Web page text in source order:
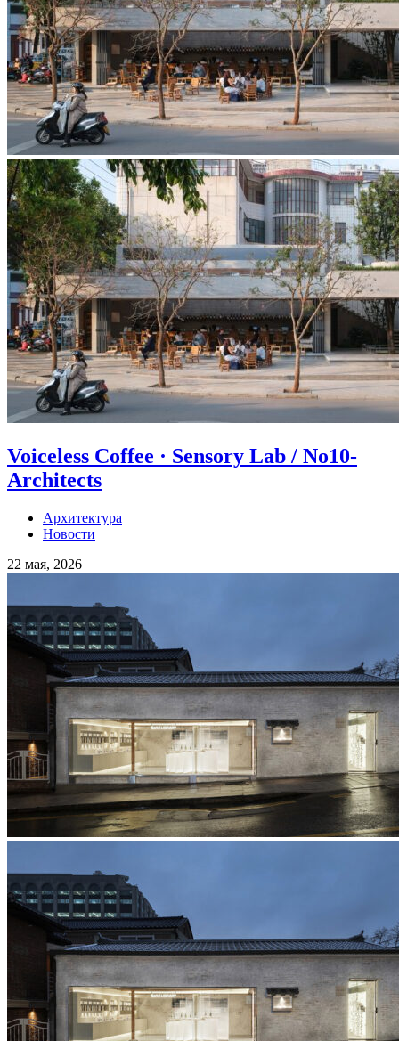
Voiceless Coffee · Sensory Lab / No10-
Architects
Архитектура
Новости
22 мая, 2026